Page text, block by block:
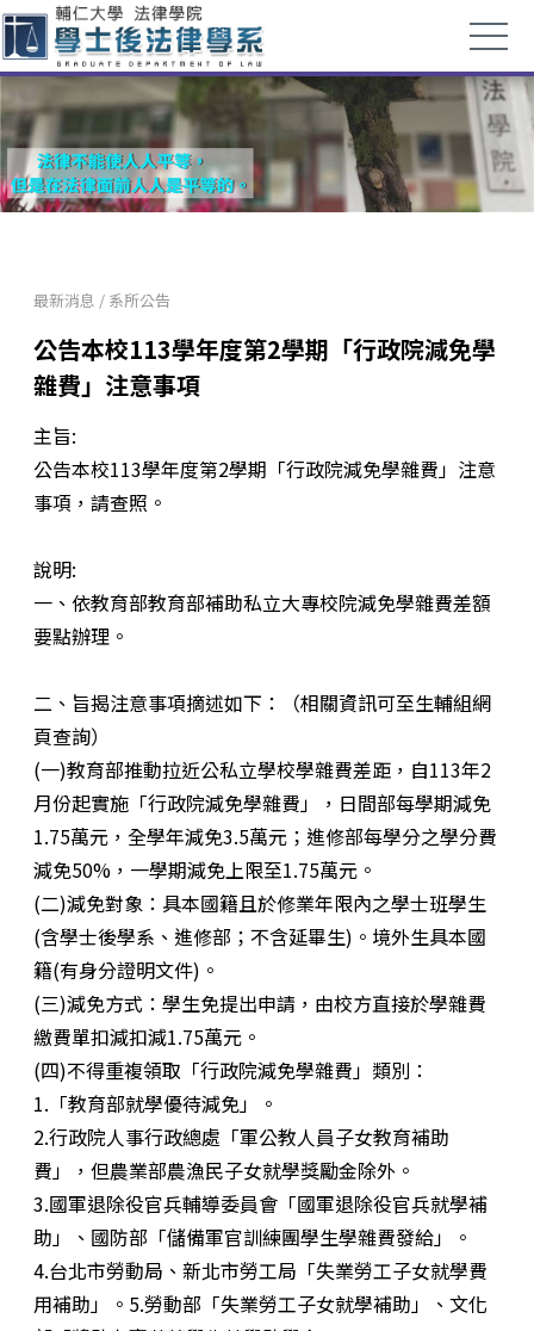
最新消息 / 系所公告
公告本校113學年度第2學期「行政院減免學
雜費」注意事項
主旨:
公告本校113學年度第2學期「行政院減免學雜費」注意
事項，請查照。
說明:
一、依教育部教育部補助私立大專校院減免學雜費差額
要點辦理。
二、旨揭注意事項摘述如下：（相關資訊可至生輔組網
頁查詢）
(一)教育部推動拉近公私立學校學雜費差距，自113年2
月份起實施「行政院減免學雜費」，日間部每學期減免
1.75萬元，全學年減免3.5萬元；進修部每學分之學分費
減免50%，一學期減免上限至1.75萬元。
(二)減免對象：具本國籍且於修業年限內之學士班學生
(含學士後學系、進修部；不含延畢生)。境外生具本國
籍(有身分證明文件)。
(三)減免方式：學生免提出申請，由校方直接於學雜費
繳費單扣減扣減1.75萬元。
(四)不得重複領取「行政院減免學雜費」類別：
1.「教育部就學優待減免」。
2.行政院人事行政總處「軍公教人員子女教育補助
費」，但農業部農漁民子女就學獎勵金除外。
3.國軍退除役官兵輔導委員會「國軍退除役官兵就學補
助」、國防部「儲備軍官訓練團學生學雜費發給」。
4.台北市勞動局、新北市勞工局「失業勞工子女就學費
用補助」。5.勞動部「失業勞工子女就學補助」、文化